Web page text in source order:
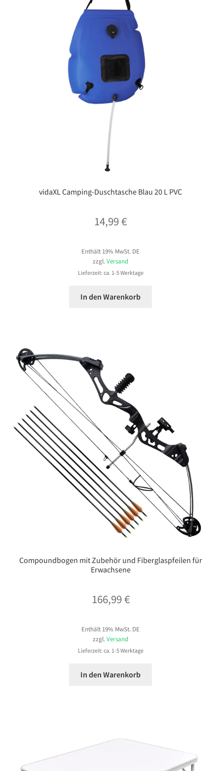
vidaXL Camping-Duschtasche Blau 20 L PVC
14,99€
Enthält 19% MwSt. DE
zzgl. Versand
Lieferzeit: ca. 1-5 Werktage
In den Warenkorb
Compoundbogen mit Zubehör und Fiberglaspfeilen für
Erwachsene
166,99€
Enthält 19% MwSt. DE
zzgl. Versand
Lieferzeit: ca. 1-5 Werktage
In den Warenkorb